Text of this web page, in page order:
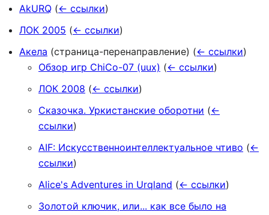
AkURQ (← ссылки)
ЛОК 2005 (← ссылки)
Акела (страница-перенаправление) (← ссылки)
Обзор игр ChiCo-07 (uux) (← ссылки)
ЛОК 2008 (← ссылки)
Сказочка. Уркистанские оборотни (←
ссылки)
AIF: Искусственноинтеллектуальное чтиво (←
ссылки)
Alice's Adventures in Urqland (← ссылки)
Золотой ключик, или... как все было на